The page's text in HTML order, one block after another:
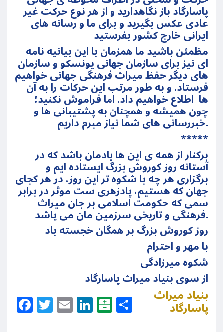
پاسارگاد باز نگاهدارید و از هر نوع حرکت غیر
عادی عکس بگیرید و برای ما و رسانه های
ایرانی خارج کشور بفرستید
مظمئن باشید ما همزمان با این بیانیه نامه
ای نیز برای سازمان جهانی یونسکو و سازمان
های دیگر حفظ میراث فرهنگی جهانی خواهیم
فرستاد. و به طور مرتب این حرکات را به آن
ها اطلاع خواهیم داد. اما فراموش نکنید؛
چون همیشه و همچنان به پشتیبانی ها و
خبررسانی های شما نیاز مبرم داریم.
*****
برکنار از همه ی این ها یادمان باشد که در
آستانه روز کوروش بزرگ ایستاده ایم و
برگزاری هر چه با شکوه تر این روز، در هر کجای
جهان که هستیم، پادزهری ست موثر در برابر
سمی که حکومت اسلامی بر جان میراث
فرهنگی و تاریخی سرزمین مان می پاشد.
روز کوروش بزرگ بر همگان خجسته باد
با مهر و احترام
شکوه میرزادگی
از سوی بنیاد میراث پاسارگاد
Facebook
Twitter
EmailLinkedIn
Balatarin
Share
بنیاد میراث
پاسارگاد